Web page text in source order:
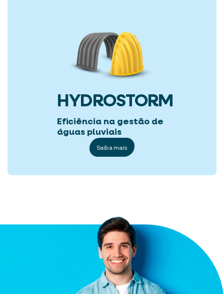
HYDROSTORM
Eficiência na gestão de
águas pluviais
Saiba mais